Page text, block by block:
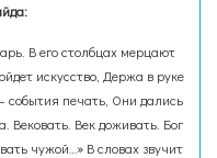
В его столбцах мерцают
искусство, Держа в руке
события печать, Они дались
Вековать. Век доживать. Бог
чужой…» В словах звучит